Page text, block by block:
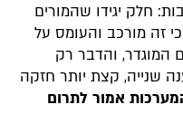
חלק יגידו שהמורים
זה מורכב והעומס על
המוגדר, והדבר רק
שנייה, קצת יותר חזקה
אמור לתרום